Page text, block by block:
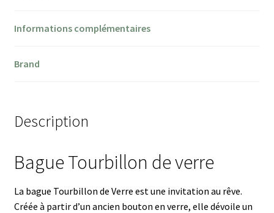
Informations complémentaires
Brand
Description
Bague Tourbillon de verre
La bague Tourbillon de Verre est une invitation au rêve.
Créée à partir d’un ancien bouton en verre, elle dévoile un